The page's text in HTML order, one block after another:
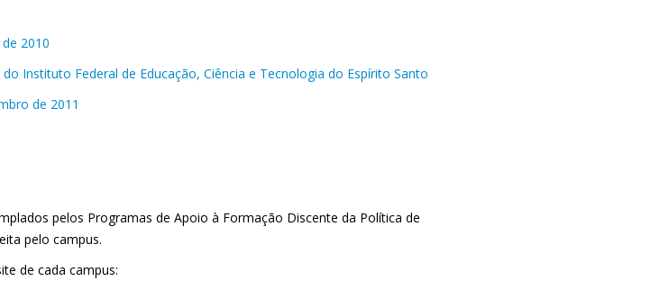
2010
Instituto Federal de Educação, Ciência e Tecnologia do Espírito Santo
de 2011
pelos Programas de Apoio à Formação Discente da Política de
pelo campus.
de cada campus: